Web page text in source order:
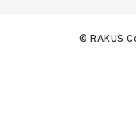
© RAKUS